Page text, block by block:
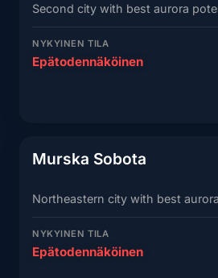
Second city with best aurora
NYKYINEN TILA
Epätodennäköinen
Murska Sobota
Northeastern city with best
NYKYINEN TILA
Epätodennäköinen